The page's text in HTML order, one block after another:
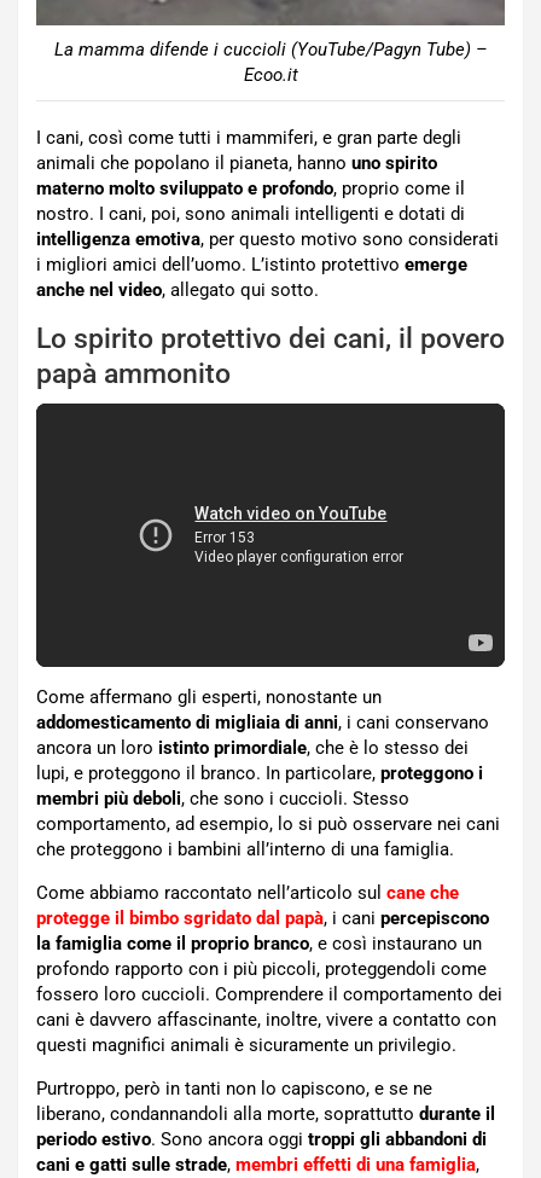
La mamma difende i cuccioli (YouTube/Pagyn Tube) –
Ecoo.it
I cani, così come tutti i mammiferi, e gran parte degli
animali che popolano il pianeta, hanno uno spirito
materno molto sviluppato e profondo, proprio come il
nostro. I cani, poi, sono animali intelligenti e dotati di
intelligenza emotiva, per questo motivo sono considerati
i migliori amici dell’uomo. L’istinto protettivo emerge
anche nel video, allegato qui sotto.
Lo spirito protettivo dei cani, il povero
papà ammonito
Come affermano gli esperti, nonostante un
addomesticamento di migliaia di anni, i cani conservano
ancora un loro istinto primordiale, che è lo stesso dei
lupi, e proteggono il branco. In particolare, proteggono i
membri più deboli, che sono i cuccioli. Stesso
comportamento, ad esempio, lo si può osservare nei cani
che proteggono i bambini all’interno di una famiglia.
Come abbiamo raccontato nell’articolo sul cane che
protegge il bimbo sgridato dal papà, i cani percepiscono
la famiglia come il proprio branco, e così instaurano un
profondo rapporto con i più piccoli, proteggendoli come
fossero loro cuccioli. Comprendere il comportamento dei
cani è davvero affascinante, inoltre, vivere a contatto con
questi magnifici animali è sicuramente un privilegio.
Purtroppo, però in tanti non lo capiscono, e se ne
liberano, condannandoli alla morte, soprattutto durante il
periodo estivo. Sono ancora oggi troppi gli abbandoni di
cani e gatti sulle strade, membri effetti di una famiglia,